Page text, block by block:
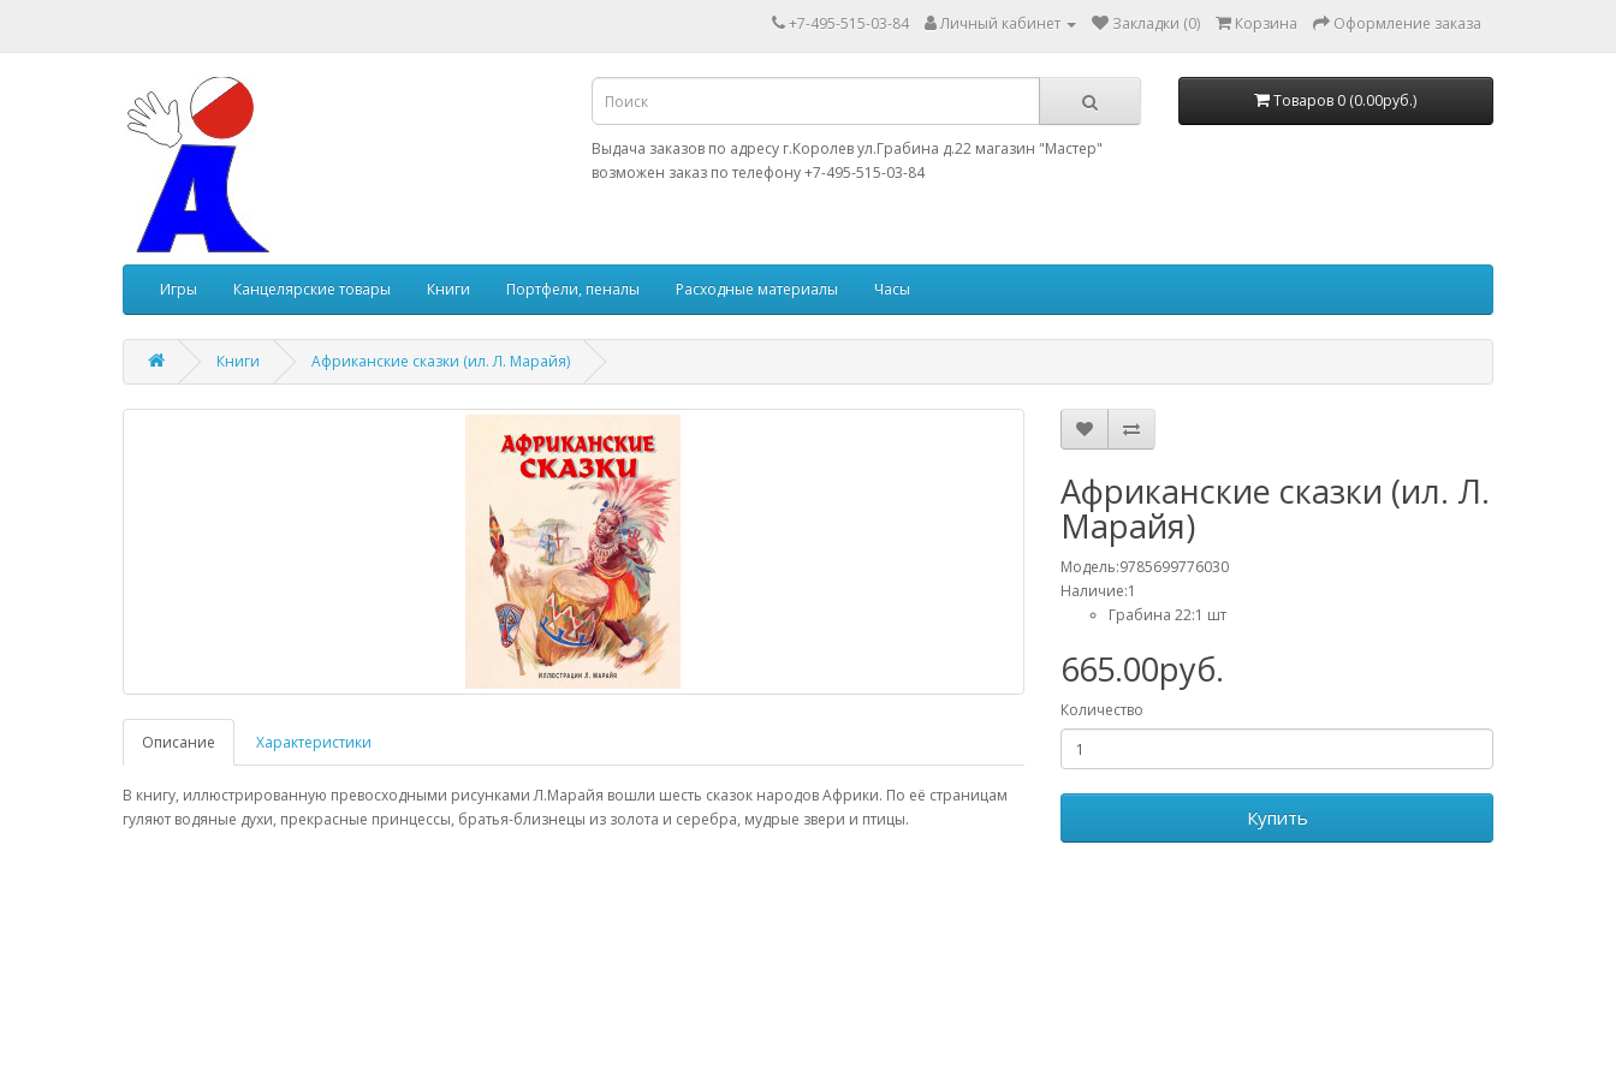
+7-495-515-03-84 Личный кабинет Закладки (0) Корзина Оформление заказа
Товаров 0 (0.00руб.)
Выдача заказов по адресу г.Королев ул.Грабина д.22 магазин "Мастер"
возможен заказ по телефону +7-495-515-03-84
Игры Канцелярские товары Книги Портфели, пеналы Расходные материалы Часы
Книги Африканские сказки (ил. Л. Марайя)
Описание Характеристики
В книгу, иллюстрированную превосходными рисунками Л.Марайя вошли шесть сказок народов Африки. По её страницам
гуляют водяные духи, прекрасные принцессы, братья-близнецы из золота и серебра, мудрые звери и птицы.
Африканские сказки (ил. Л.
Марайя)
Модель:9785699776030
Наличие:1
Грабина 22:1 шт
665.00руб.
Количество
Купить